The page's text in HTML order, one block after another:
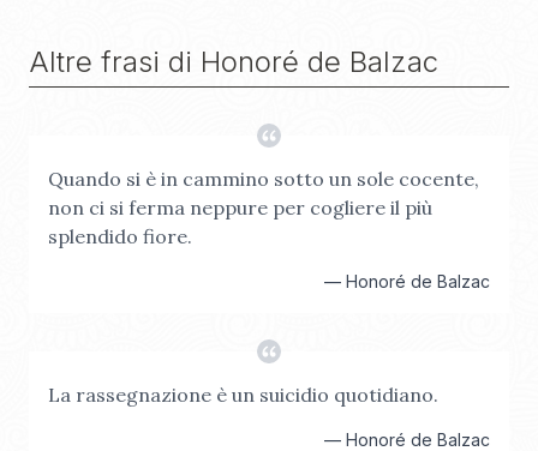
Altre frasi di Honoré de Balzac
Quando si è in cammino sotto un sole cocente,
non ci si ferma neppure per cogliere il più
splendido fiore.
— Honoré de Balzac
La rassegnazione è un suicidio quotidiano.
— Honoré de Balzac